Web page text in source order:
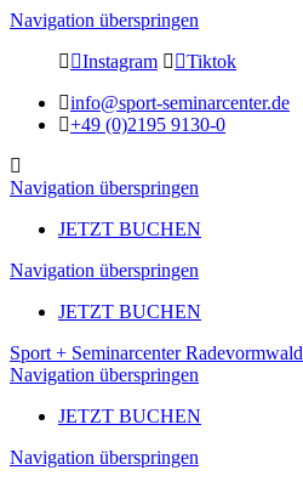
Navigation überspringen
Instagram
Tiktok
info@sport-seminarcenter.de
+49 (0)2195 9130-0
Navigation überspringen
JETZT BUCHEN
Navigation überspringen
JETZT BUCHEN
Sport + Seminarcenter Radevormwald
Navigation überspringen
JETZT BUCHEN
Navigation überspringen